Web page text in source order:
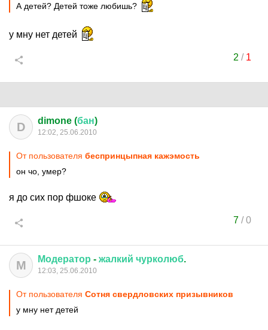
А детей? Детей тоже любишь?
у мну нет детей
2 / 1
D dimone (бан)
12:02, 25.06.2010
От пользователя беспринцыпная кажэмость
он чо, умер?
я до сих пор фшоке
7/0
М Модератор - жалкий чурколюб.
12:03, 25.06.2010
От пользователя Сотня свердловских призывников
у мну нет детей